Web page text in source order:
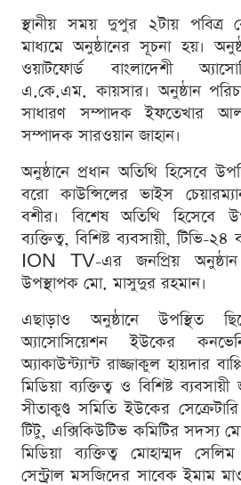
স্থানীয় সময় দুপুর ২টায় পবিত্র
মাধ্যমে অনুষ্ঠানের সূচনা হয়।
ওয়াটফোর্ড বাংলাদেশী
এ.কে.এম. কায়সার। অনুষ্ঠান
সাধারণ সম্পাদক ইফতেখার
সম্পাদক সারওয়ান জাহান।
অনুষ্ঠানে প্রধান অতিথি হিসেবে
বরো কাউন্সিলের ভাইস
বশীর। বিশেষ অতিথি হিসেবে
ব্যক্তিত্ব, বিশিষ্ট ব্যবসায়ী, টিভি-
ION TV-এর জনপ্রিয় অনুষ্ঠান
উপস্থাপক মো. মাসুদুর রহমান।
এছাড়াও অনুষ্ঠানে উপস্থিত
অ্যাসোসিয়েশন ইউকের
অ্যাকাউন্ট্যান্ট রাজ্জাকুল হায়দার
মিডিয়া ব্যক্তিত্ব ও বিশিষ্ট
সীতাকুণ্ড সমিতি ইউকের
টিটু, এক্সিকিউটিভ কমিটির সদস্য
মিডিয়া ব্যক্তিত্ব মোহাম্মদ
সেন্ট্রাল মসজিদের সাবেক ইমাম